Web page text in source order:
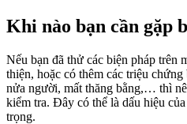
Khi nào bạn cần gặp
Nếu bạn đã thử các biện pháp trên
thiện, hoặc có thêm các triệu
nửa người, mất thăng bằng,… thì
kiểm tra. Đây có thể là dấu hiệu
trọng.